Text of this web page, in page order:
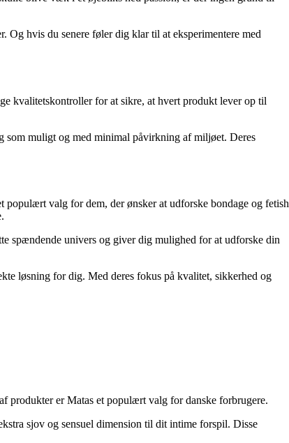
hvis du senere føler dig klar til at eksperimentere med
kvalitetskontroller for at sikre, at hvert produkt lever op til
som muligt og med minimal påvirkning af miljøet. Deres
valg for dem, der ønsker at udforske bondage og fetish
spændende univers og giver dig mulighed for at udforske din
løsning for dig. Med deres fokus på kvalitet, sikkerhed og
produkter er Matas et populært valg for danske forbrugere.
sjov og sensuel dimension til dit intime forspil. Disse